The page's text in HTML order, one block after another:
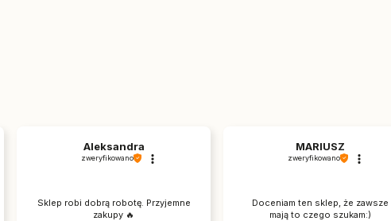
Aleksandra
zweryfikowano
Sklep robi dobrą robotę. Przyjemne
zakupy 🔥
MARIUSZ
zweryfikowano
Doceniam ten sklep, że zawsze
mają to czego szukam:)